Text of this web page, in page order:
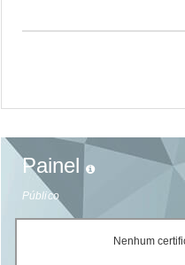
Painel
Público
Nenhum